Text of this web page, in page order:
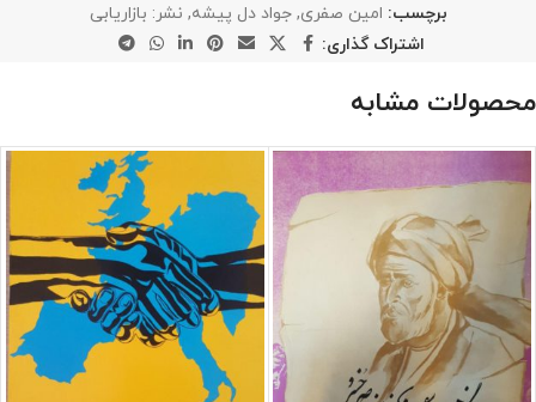
برچسب: امین صفری, جواد دل پیشه, نشر: بازاریابی
اشتراک گذاری:
محصولات مشابه